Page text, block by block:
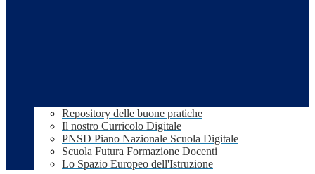
Repository delle buone pratiche
Il nostro Curricolo Digitale
PNSD Piano Nazionale Scuola Digitale
Scuola Futura Formazione Docenti
Lo Spazio Europeo dell'Istruzione